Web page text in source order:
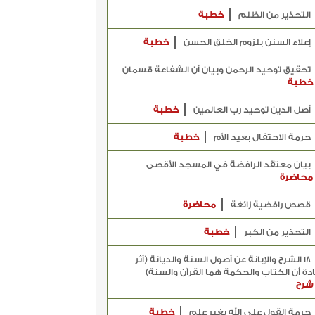
التحذير من الظلم خطبة
إعلاء السنن بلزوم الخلق الحسن خطبة
تحقيق توحيد الرحمن وبيان أن الشفاعة قسمان
خطبة
أصل الدين توحيد رب العالمين خطبة
حرمة الاحتفال بعيد الأم خطبة
بيان معتقد الرافضة في المسجد الأقصى
محاضرة
قصص رافضية زائغة محاضرة
التحذير من الكبر خطبة
18 الشرح والإبانة عن أصول السنة والديانة (أثر
أن الكتاب والحكمة هما القرآن والسنة)
شرح
حرمة القول على الله بغير علم خطبة